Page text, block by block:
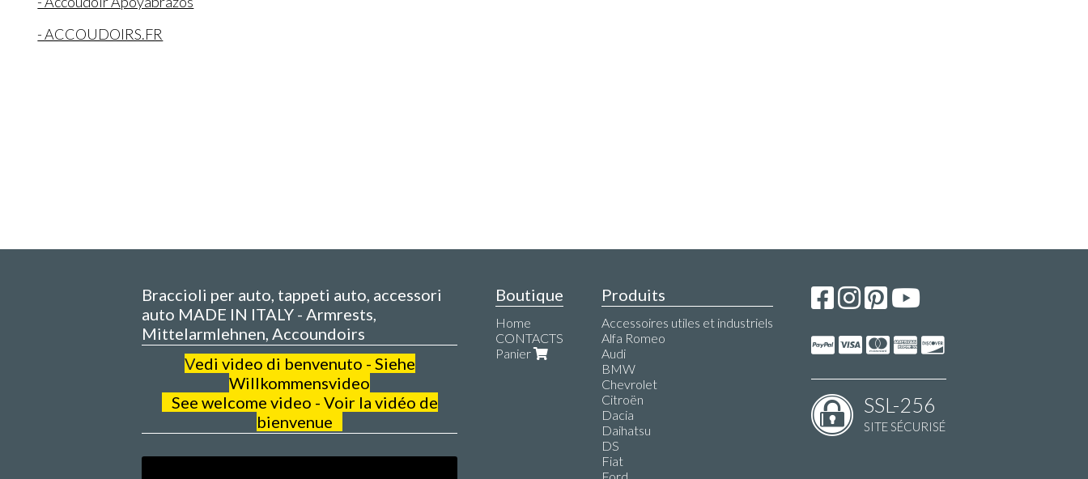
- ACCOUDOIRS.FR
Braccioli per auto, tappeti auto, accessori
auto MADE IN ITALY - Armrests,
Mittelarmlehnen, Accoundoirs
Vedi video di benvenuto - Siehe
Willkommensvideo
See welcome video - Voir la vidéo de
bienvenue
Boutique
Home
CONTACTS
Panier
Produits
Accessoires utiles et industriels
Alfa Romeo
Audi
BMW
Chevrolet
Citroën
Dacia
Daihatsu
DS
Fiat
SSL-256
SITE SÉCURISÉ